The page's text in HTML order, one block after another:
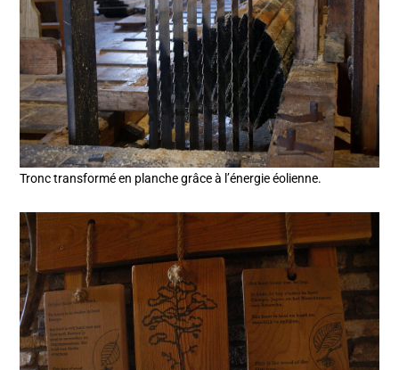
Tronc transformé en planche grâce à l’énergie éolienne.